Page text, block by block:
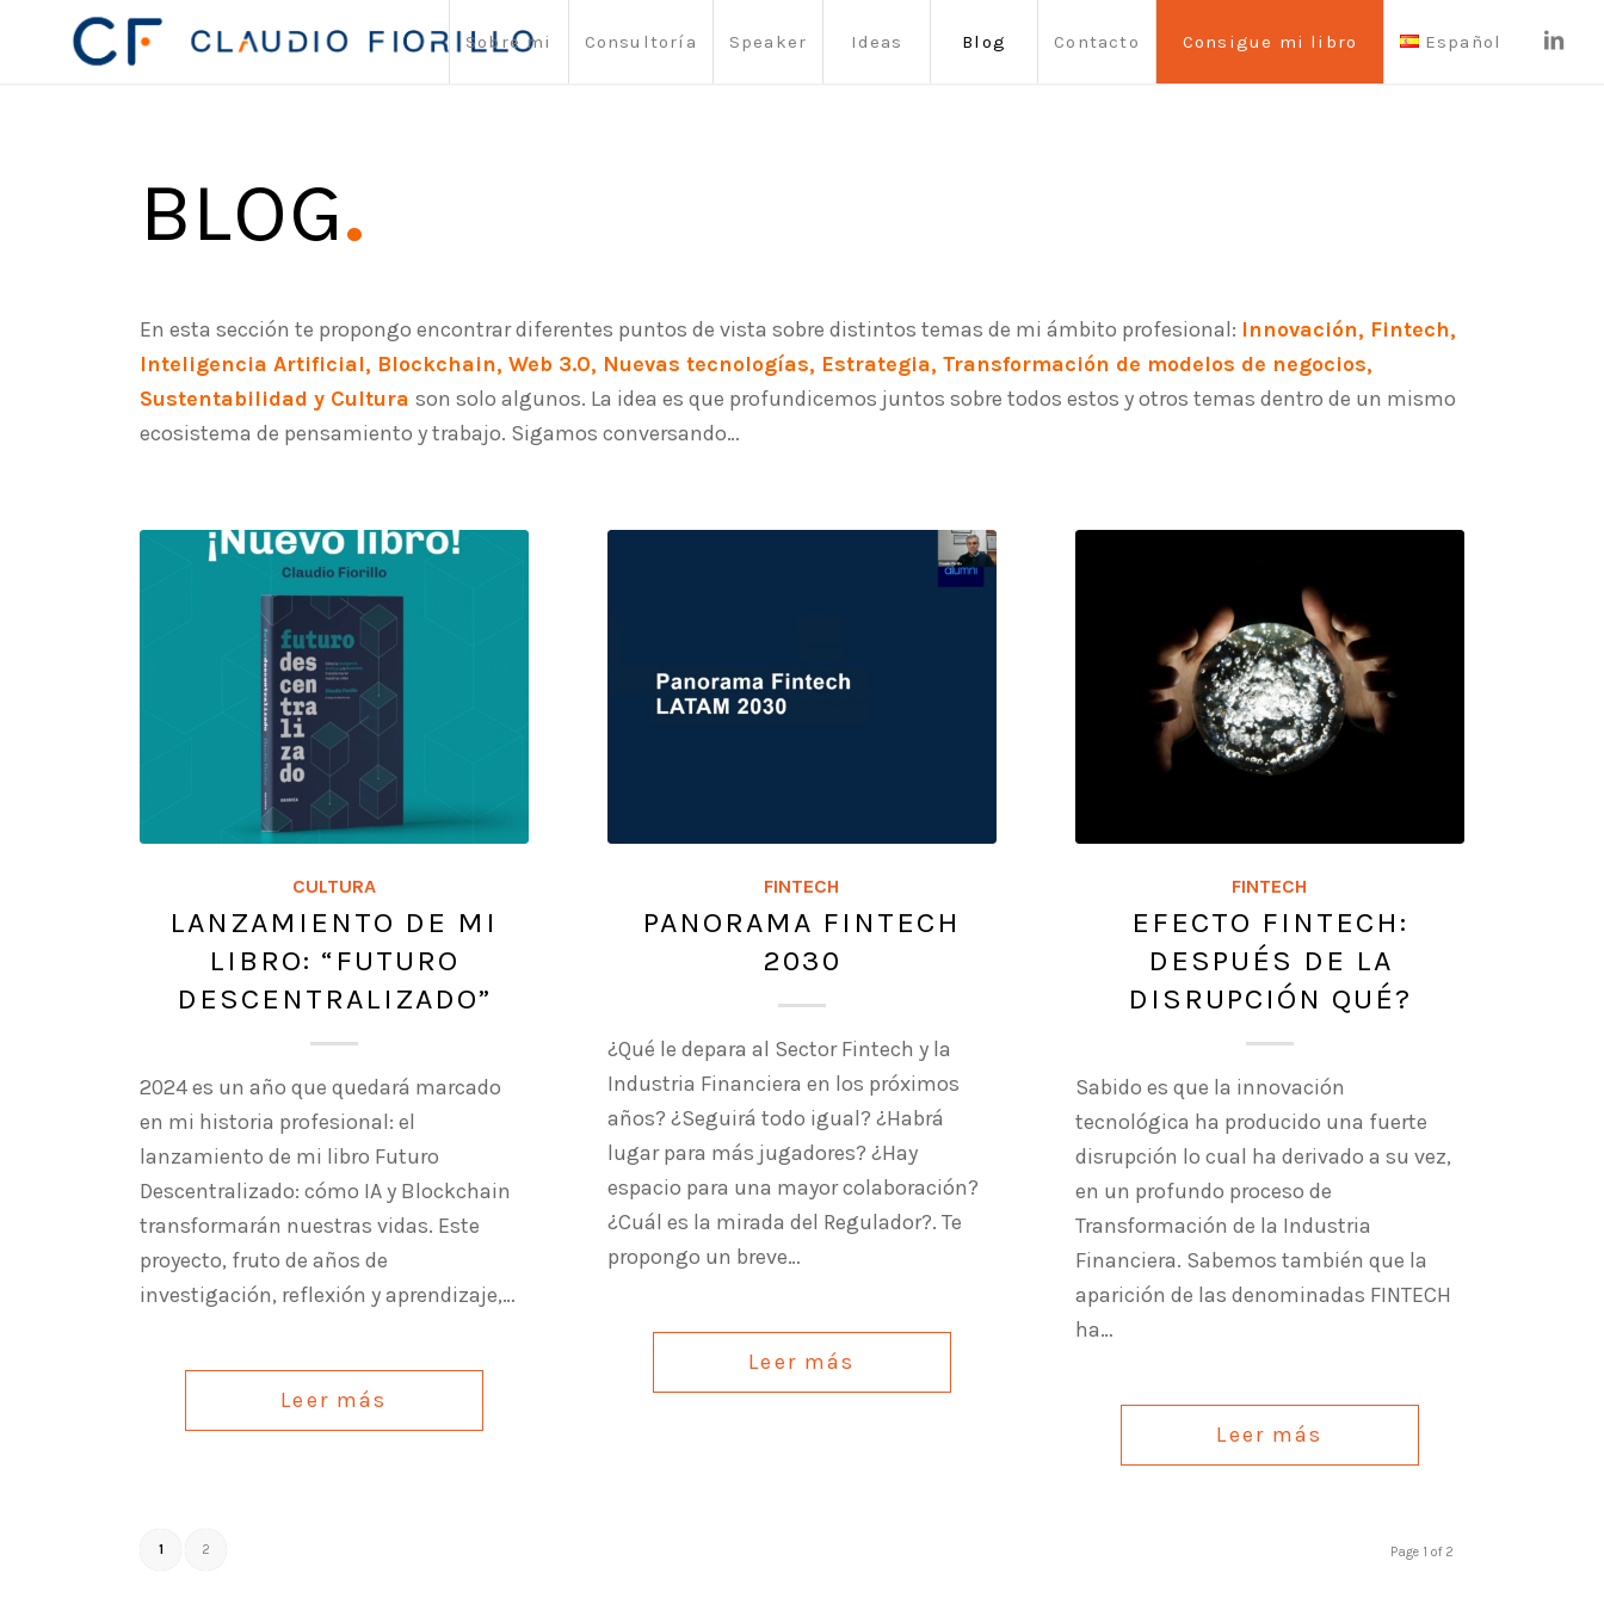
Sobre mi Consultoría Speaker Ideas Blog Contacto Consigue mi libro Español
BLOG.
En esta sección te propongo encontrar diferentes puntos de vista sobre distintos temas de mi ámbito profesional: Innovación, Fintech,
Inteligencia Artificial, Blockchain, Web 3.0, Nuevas tecnologías, Estrategia, Transformación de modelos de negocios,
Sustentabilidad y Culturason solo algunos. La idea es que profundicemos juntos sobre todos estos y otros temas dentro de un mismo
ecosistema de pensamiento y trabajo. Sigamos conversando…
CULTURA
LANZAMIENTO DE MI
LIBRO: “FUTURO
DESCENTRALIZADO”
2024 es un año que quedará marcado
en mi historia profesional: el
lanzamiento de mi libro Futuro
Descentralizado: cómo IA y Blockchain
transformarán nuestras vidas. Este
proyecto, fruto de años de
investigación, reflexión y aprendizaje,…
Leer más
FINTECH
PANORAMA FINTECH
2030
¿Qué le depara al Sector Fintech y la
Industria Financiera en los próximos
años? ¿Seguirá todo igual? ¿Habrá
lugar para más jugadores? ¿Hay
espacio para una mayor colaboración?
¿Cuál es la mirada del Regulador?. Te
propongo un breve…
Leer más
FINTECH
EFECTO FINTECH:
DESPUÉS DE LA
DISRUPCIÓN QUÉ?
Sabido es que la innovación
tecnológica ha producido una fuerte
disrupción lo cual ha derivado a su vez,
en un profundo proceso de
Transformación de la Industria
Financiera. Sabemos también que la
aparición de las denominadas FINTECH
ha…
Leer más
Page 1 of 2
1 2